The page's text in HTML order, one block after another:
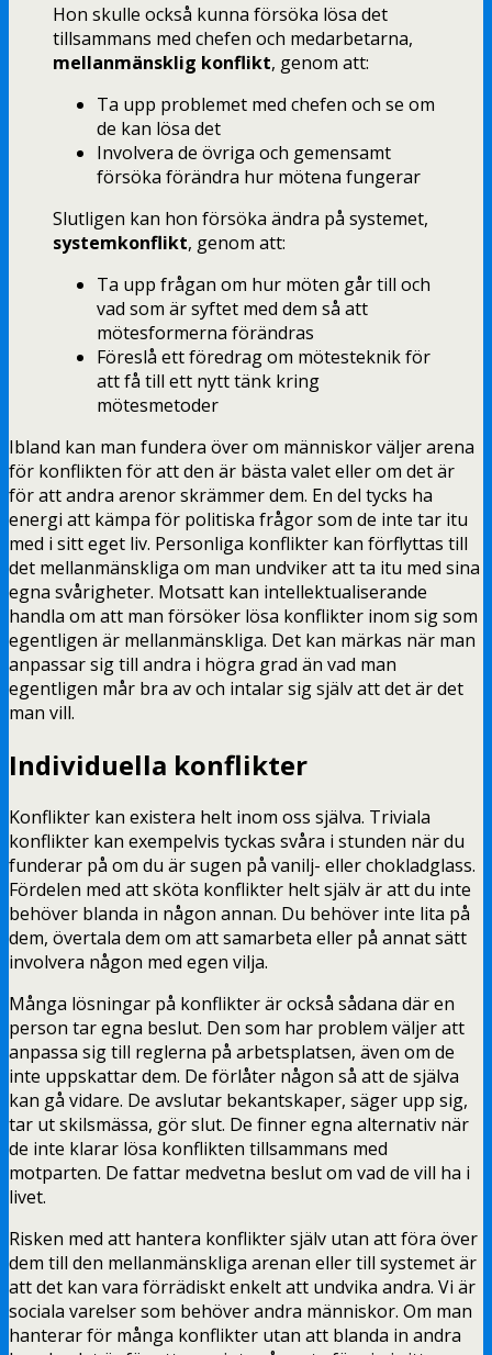
Hon skulle också kunna försöka lösa det
tillsammans med chefen och medarbetarna,
mellanmänsklig konflikt, genom att:
Ta upp problemet med chefen och se om
de kan lösa det
Involvera de övriga och gemensamt
försöka förändra hur mötena fungerar
Slutligen kan hon försöka ändra på systemet,
systemkonflikt, genom att:
Ta upp frågan om hur möten går till och
vad som är syftet med dem så att
mötesformerna förändras
Föreslå ett föredrag om mötesteknik för
att få till ett nytt tänk kring
mötesmetoder
Ibland kan man fundera över om människor väljer arena
för konflikten för att den är bästa valet eller om det är
för att andra arenor skrämmer dem. En del tycks ha
energi att kämpa för politiska frågor som de inte tar itu
med i sitt eget liv. Personliga konflikter kan förflyttas till
det mellanmänskliga om man undviker att ta itu med sina
egna svårigheter. Motsatt kan intellektualiserande
handla om att man försöker lösa konflikter inom sig som
egentligen är mellanmänskliga. Det kan märkas när man
anpassar sig till andra i högra grad än vad man
egentligen mår bra av och intalar sig själv att det är det
man vill.
Individuella konflikter
Konflikter kan existera helt inom oss själva. Triviala
konflikter kan exempelvis tyckas svåra i stunden när du
funderar på om du är sugen på vanilj- eller chokladglass.
Fördelen med att sköta konflikter helt själv är att du inte
behöver blanda in någon annan. Du behöver inte lita på
dem, övertala dem om att samarbeta eller på annat sätt
involvera någon med egen vilja.
Många lösningar på konflikter är också sådana där en
person tar egna beslut. Den som har problem väljer att
anpassa sig till reglerna på arbetsplatsen, även om de
inte uppskattar dem. De förlåter någon så att de själva
kan gå vidare. De avslutar bekantskaper, säger upp sig,
tar ut skilsmässa, gör slut. De finner egna alternativ när
de inte klarar lösa konflikten tillsammans med
motparten. De fattar medvetna beslut om vad de vill ha i
livet.
Risken med att hantera konflikter själv utan att föra över
dem till den mellanmänskliga arenan eller till systemet är
att det kan vara förrädiskt enkelt att undvika andra. Vi är
sociala varelser som behöver andra människor. Om man
hanterar för många konflikter utan att blanda in andra